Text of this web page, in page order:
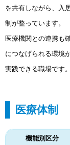
を共有しながら、入
制が整っています。
医療機関との連携も
につなげられる環境
実践できる職場です。
医療体制
機能別区分